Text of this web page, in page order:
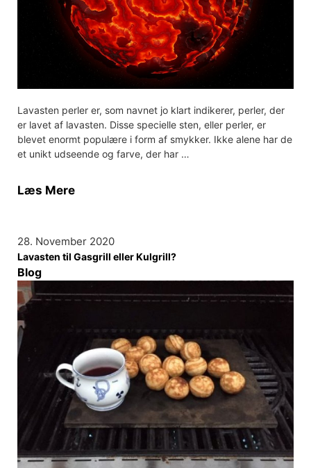
Lavasten perler er, som navnet jo klart indikerer, perler, der
er lavet af lavasten. Disse specielle sten, eller perler, er
blevet enormt populære i form af smykker. Ikke alene har de
et unikt udseende og farve, der har …
Læs Mere
28. November 2020
Lavasten til Gasgrill eller Kulgrill?
Blog